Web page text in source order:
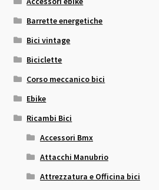
Barrette energetiche
Bici vintage
Biciclette
Corso meccanico bici
Ebike
Ricambi Bici
Accessori Bmx
Attacchi Manubrio
Attrezzatura e Officina bici